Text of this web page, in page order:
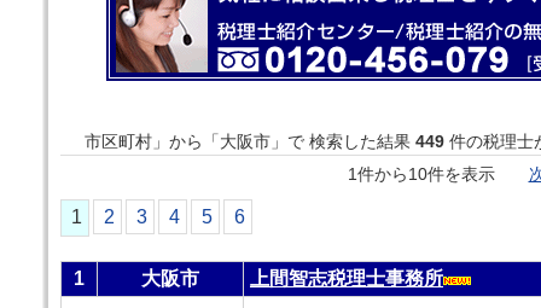
市区町村」から「大阪市」で 検索した結果 449 件の税理士
1件から10件を表示
1 2 3 4 5 6
1 大阪市 上間智志税理士事務所